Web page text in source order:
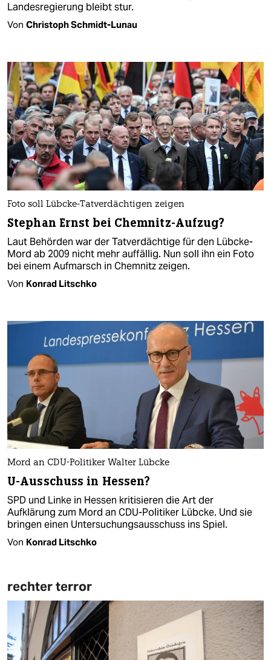
Landesregierung bleibt stur.
Von Christoph Schmidt-Lunau
Foto soll Lübcke-Tatverdächtigen zeigen
Stephan Ernst bei Chemnitz-Aufzug?
Laut Behörden war der Tatverdächtige für den Lübcke-
Mord ab 2009 nicht mehr auffällig. Nun soll ihn ein Foto
bei einem Aufmarsch in Chemnitz zeigen.
Von Konrad Litschko
Mord an CDU-Politiker Walter Lübcke
U-Ausschuss in Hessen?
SPD und Linke in Hessen kritisieren die Art der
Aufklärung zum Mord an CDU-Politiker Lübcke. Und sie
bringen einen Untersuchungsausschuss ins Spiel.
Von Konrad Litschko
rechter terror